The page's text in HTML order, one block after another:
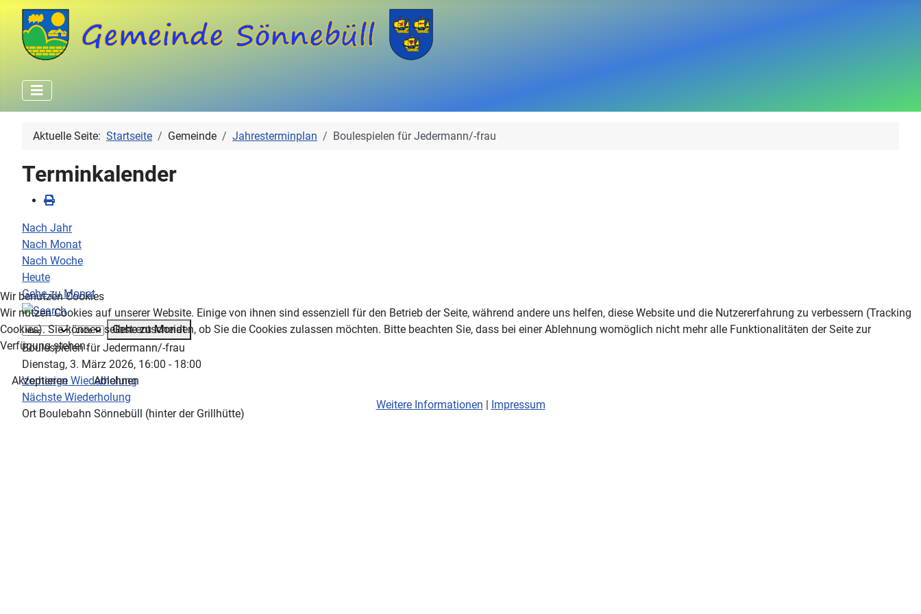
Aktuelle Seite: Startseite Gemeinde Jahresterminplan Boulespielen für Jedermann/-frau
Terminkalender
Nach Jahr
Nach Monat
Nach Woche
Heute
Gehe zu Monat
Gehe zu Monat
Boulespielen für Jedermann/-frau
Dienstag, 3. März 2026, 16:00 - 18:00
Vorherige Wiederholung
Nächste Wiederholung
Ort Boulebahn Sönnebüll (hinter der Grillhütte)
Wir benutzen Cookies
Wir nutzen Cookies auf unserer Website. Einige von ihnen sind essenziell für den Betrieb der Seite, während andere uns helfen, diese Website und die Nutzererfahrung zu verbessern (Tracking
Cookies). Sie können selbst entscheiden, ob Sie die Cookies zulassen möchten. Bitte beachten Sie, dass bei einer Ablehnung womöglich nicht mehr alle Funktionalitäten der Seite zur
Verfügung stehen.
Akzeptieren
Ablehnen
Weitere Informationen | Impressum